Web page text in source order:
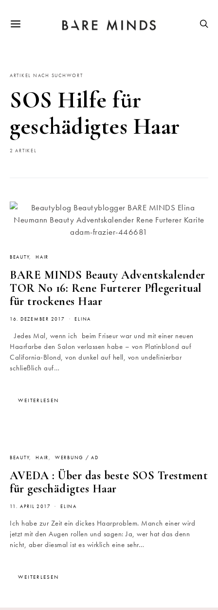
ARTIKEL NACH SUCHWORT
SOS Hilfe für
geschädigtes Haar
2 ARTIKEL
BEAUTY HAIR
BARE MINDS Beauty Adventskalender
TOR No 16: Rene Furterer Pflegeritual
für trockenes Haar
16. DEZEMBER 2017 ELINA
Jedes Mal, wenn ich beim Friseur war und mit einer neuen
Haarfarbe den Salon verlassen habe – von Platinblond auf
California-Blond, von dunkel auf hell, von undefinierbar
schließlich auf…
WEITERLESEN
BEAUTY HAIR WERBUNG / AD
AVEDA : Über das beste SOS Trestment
für geschädigtes Haar
11. APRIL 2017 ELINA
Ich habe zur Zeit ein dickes Haarproblem. Manch einer wird
jetzt mit den Augen rollen und sagen: Ja, wer hat das denn
nicht, aber diesmal ist es wirklich eine sehr…
WEITERLESEN